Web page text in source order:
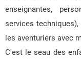
enseignantes,
services
les aventuriers avec
C'est le seau des